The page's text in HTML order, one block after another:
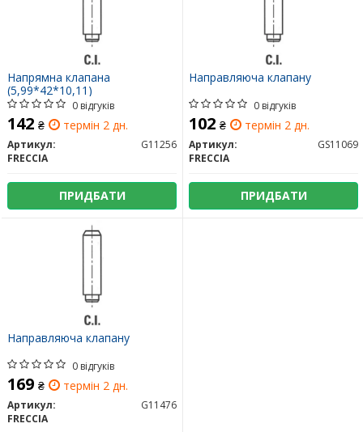
Напрямна клапана
(5,99*42*10,11)
0 відгуків
142 ₴ термін 2 дн.
Артикул:
G11256
FRECCIA
ПРИДБАТИ
Направляюча клапану
0 відгуків
102 ₴ термін 2 дн.
Артикул:
GS11069
FRECCIA
ПРИДБАТИ
Направляюча клапану
0 відгуків
169 ₴ термін 2 дн.
Артикул:
G11476
FRECCIA